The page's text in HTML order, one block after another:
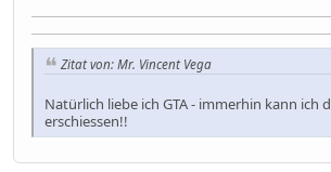
Zitat von: Mr. Vincent Vega
Natürlich liebe ich GTA - immerhin kann ich
erschiessen!!